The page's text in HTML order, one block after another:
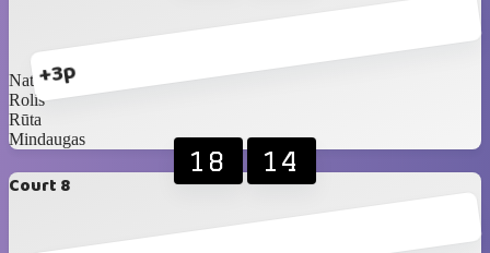
+3p
Natalija
Rolis
Rūta
Mindaugas
Court 8
18 14